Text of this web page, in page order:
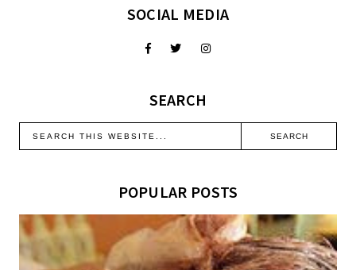
SOCIAL MEDIA
SEARCH
POPULAR POSTS